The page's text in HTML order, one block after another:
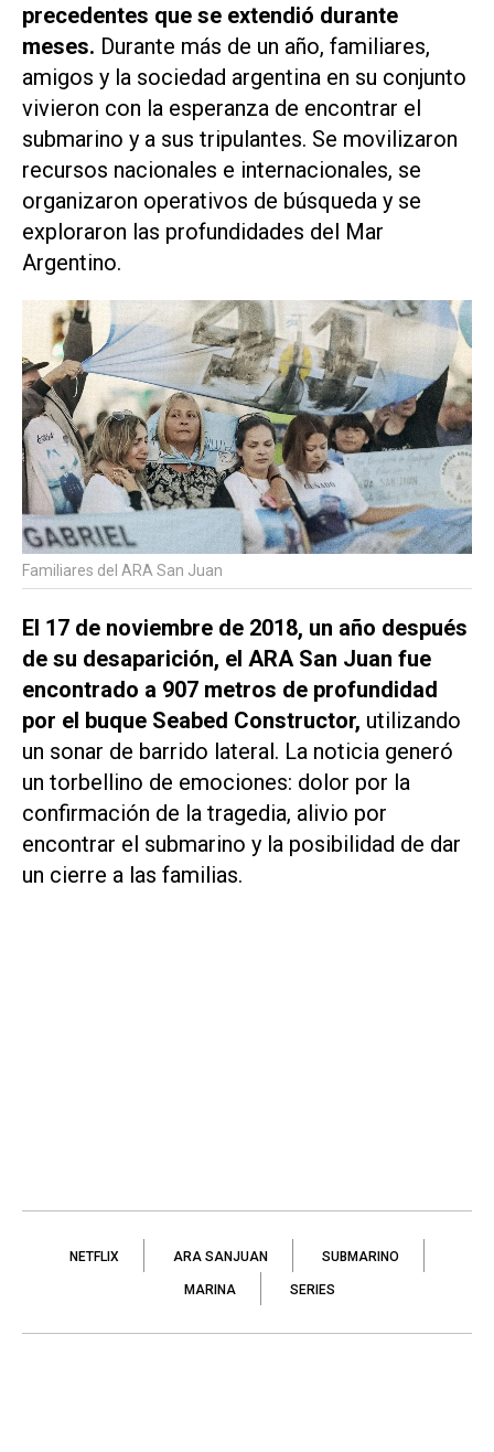
precedentes que se extendió durante
meses. Durante más de un año, familiares,
amigos y la sociedad argentina en su conjunto
vivieron con la esperanza de encontrar el
submarino y a sus tripulantes. Se movilizaron
recursos nacionales e internacionales, se
organizaron operativos de búsqueda y se
exploraron las profundidades del Mar
Argentino.
Familiares del ARA San Juan
El 17 de noviembre de 2018, un año después
de su desaparición, el ARA San Juan fue
encontrado a 907 metros de profundidad
por el buque Seabed Constructor, utilizando
un sonar de barrido lateral. La noticia generó
un torbellino de emociones: dolor por la
confirmación de la tragedia, alivio por
encontrar el submarino y la posibilidad de dar
un cierre a las familias.
NETFLIX ARA SANJUAN SUBMARINO
MARINA SERIES